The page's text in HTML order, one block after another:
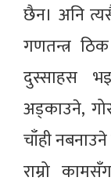
छैन। अनि
गणतन्त्र
दुस्साहस
अड्काउने,
चाँही
राम्रो